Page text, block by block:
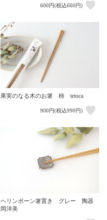
600円(税込660円)
果実のなる木のお箸 柿 tetoca
900円(税込990円)
ヘリンボーン箸置き グレー 陶器
岡洋美